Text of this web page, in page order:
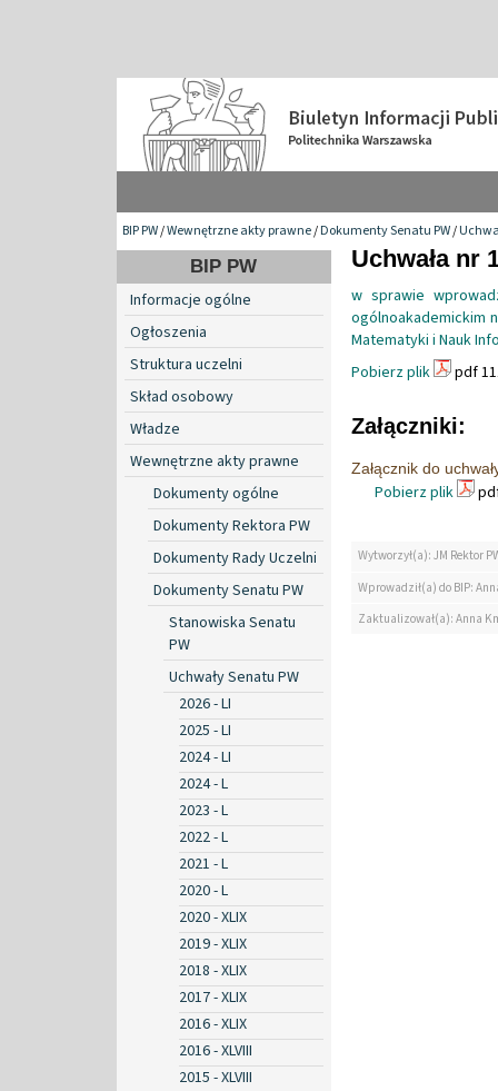
BIP PW/Wewnętrzne akty prawne/Dokumenty Senatu PW/
BIP PW
Informacje ogólne
Ogłoszenia
Struktura uczelni
Skład osobowy
Władze
Wewnętrzne akty prawne
Dokumenty ogólne
Dokumenty Rektora PW
Dokumenty Rady Uczelni
Dokumenty Senatu PW
Stanowiska Senatu
PW
Uchwały Senatu PW
2026 - LI
2025 - LI
2024 - LI
2024 - L
2023 - L
2022 - L
2021 - L
2020 - L
2020 - XLIX
2019 - XLIX
2018 - XLIX
2017 - XLIX
2016 - XLIX
2016 - XLVIII
2015 - XLVIII
Uchwała nr
w sprawie
ogólnoakademickim
Matematyki i Nauk
Pobierz plik
pdf
Załączniki:
Załącznik do
Pobierz plik
Wytworzył(a): JM Rektor
Wprowadził(a) do BIP:
Zaktualizował(a): Anna